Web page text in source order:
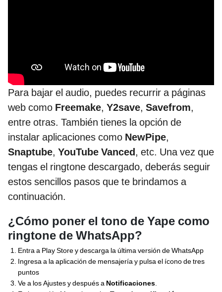
Para bajar el audio, puedes recurrir a páginas
web como Freemake, Y2save, Savefrom,
entre otras. También tienes la opción de
instalar aplicaciones como NewPipe,
Snaptube, YouTube Vanced, etc. Una vez que
tengas el ringtone descargado, deberás seguir
estos sencillos pasos que te brindamos a
continuación.
¿Cómo poner el tono de Yape como
ringtone de WhatsApp?
Entra a Play Store y descarga la última versión de WhatsApp
Ingresa a la aplicación de mensajería y pulsa el ícono de tres
puntos
Ve a los Ajustes y después a Notificaciones